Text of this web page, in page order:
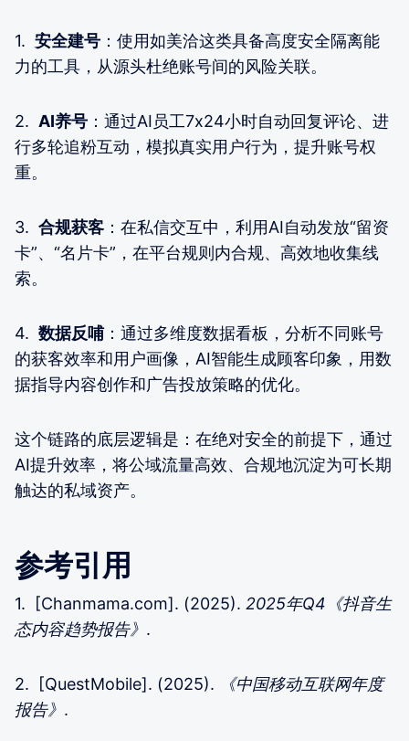
1. 安全建号 ：使用如美洽这类具备高度安全隔离能
力的工具，从源头杜绝账号间的风险关联。
2. AI养号 ：通过AI员工7x24小时自动回复评论、进
行多轮追粉互动，模拟真实用户行为，提升账号权
重。
3. 合规获客 ：在私信交互中，利用AI自动发放“留资
卡”、“名片卡”，在平台规则内合规、高效地收集线
索。
4. 数据反哺：通过多维度数据看板，分析不同账号
的获客效率和用户画像，AI智能生成顾客印象，用数
据指导内容创作和广告投放策略的优化。
这个链路的底层逻辑是：在绝对安全的前提下，通过
AI提升效率，将公域流量高效、合规地沉淀为可长期
触达的私域资产。
参考引用
1. [Chanmama.com]. (2025). 2025年Q4《抖音生
态内容趋势报告》 .
2. [QuestMobile]. (2025).
《中国移动互联网年度
报告》 .